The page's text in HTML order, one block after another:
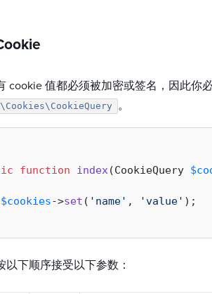
cookie 值都必须被加密或签名，因此你
。
function index(CookieQuery
$cookies->set ( 'name' , 'value' );
以下顺序接受以下参数：